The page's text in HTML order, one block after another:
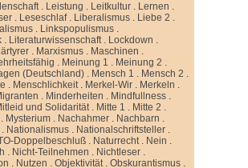
. Leistung . Leitkultur . Lernen .
. Leseschlaf. Liberalismus . Liebe 2 .
. Linkspopulismus .
. Literaturwissenschaft. Lockdown .
. Marxismus . Maschinen .
. Meinung 1 . Meinung 2 .
(Deutschland) . Mensch 1 . Mensch 2 .
. Menschlichkeit. Merkel-Wir . Merkeln .
. Minderheiten . Mindfullness .
und Solidarität. Mitte 1 . Mitte 2 .
. Mysterium . Nachahmer . Nachbarn .
. Nationalismus . Nationalschriftsteller .
Doppelbeschluß . Naturrecht. Nein .
. Nicht-Teilnehmen . Nichtleser .
. Nutzen .Objektivität.Obskurantismus .